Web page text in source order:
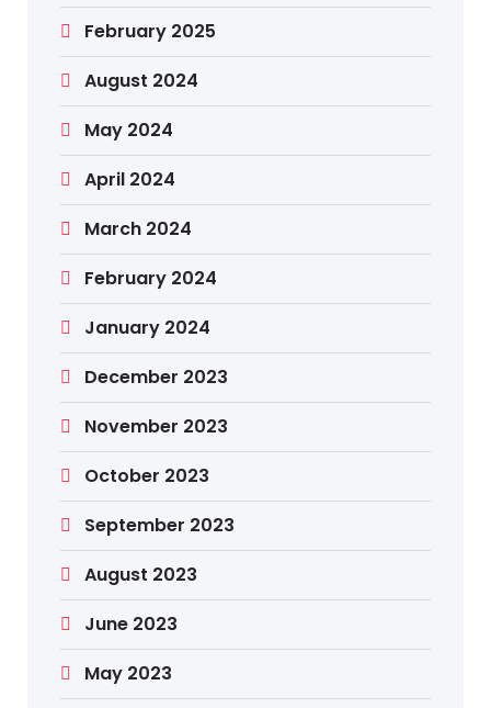
February 2025
August 2024
May 2024
April 2024
March 2024
February 2024
January 2024
December 2023
November 2023
October 2023
September 2023
August 2023
June 2023
May 2023